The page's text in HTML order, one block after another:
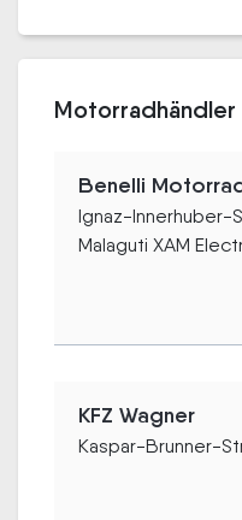
Motorradhändler
Benelli
Ignaz-Innerhuber-
Malaguti XAM
KFZ Wagner
Kaspar-Brunner-